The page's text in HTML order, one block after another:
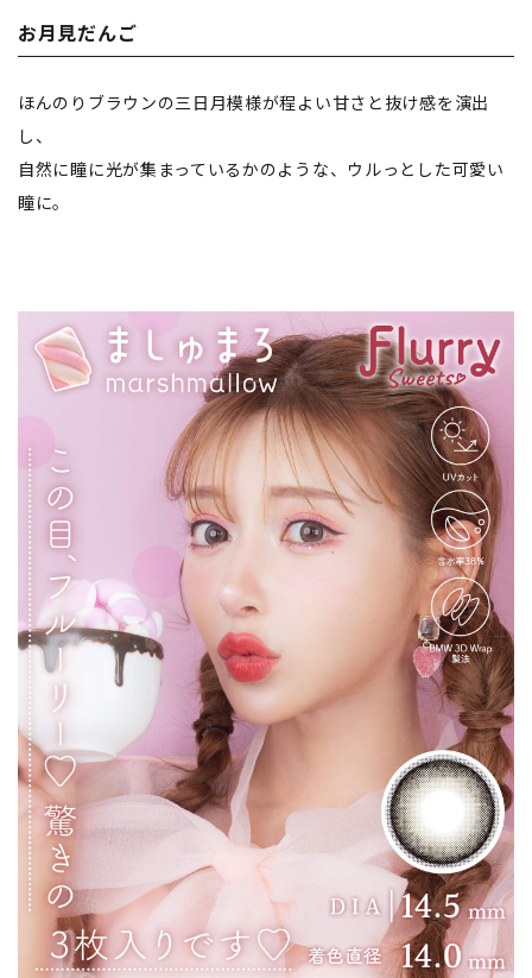
お月見だんご
ほんのりブラウンの三日月模様が程よい甘さと抜け感を演出
し、
自然に瞳に光が集まっているかのような、ウルっとした可愛い
瞳に。